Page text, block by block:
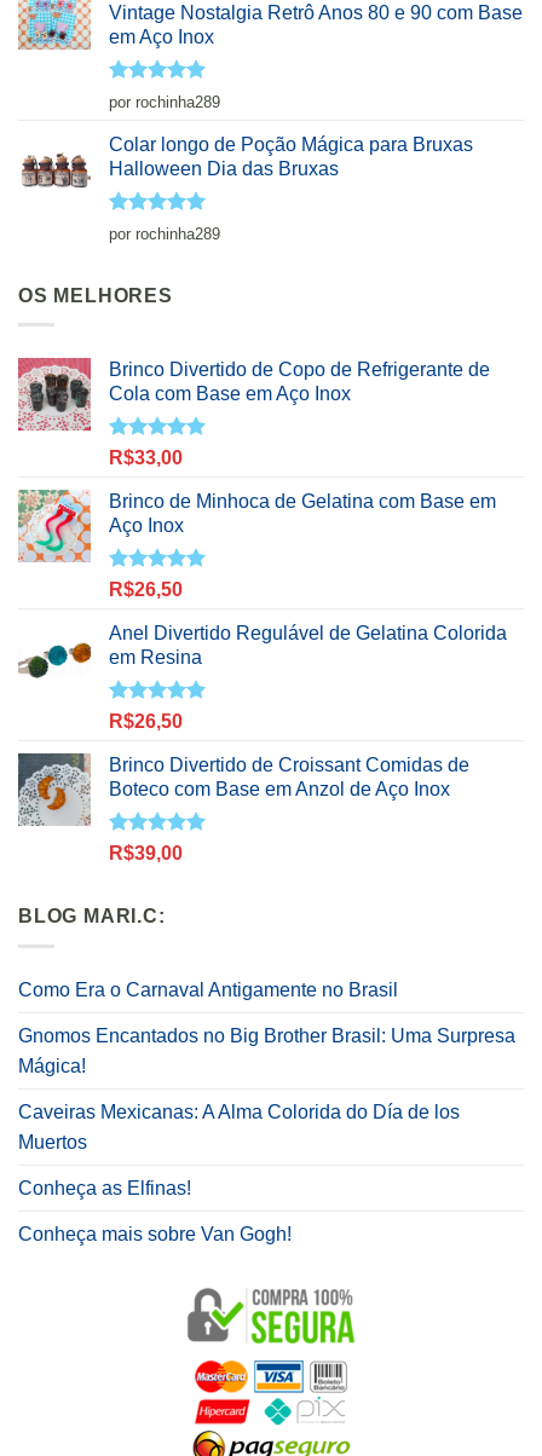
Vintage Nostalgia Retrô Anos 80 e 90 com Base
em Aço Inox
Avaliação5
de 5
por rochinha289
Colar longo de Poção Mágica para Bruxas
Halloween Dia das Bruxas
Avaliação5
de 5
por rochinha289
OS MELHORES
Brinco Divertido de Copo de Refrigerante de
Cola com Base em Aço Inox
Avaliação
R$33,00
Brinco de Minhoca de Gelatina com Base em
Aço Inox
Avaliação
R$26,50
Anel Divertido Regulável de Gelatina Colorida
em Resina
Avaliação
R$26,50
Brinco Divertido de Croissant Comidas de
Boteco com Base em Anzol de Aço Inox
Avaliação
R$39,00
BLOG MARI.C:
Como Era o Carnaval Antigamente no Brasil
Gnomos Encantados no Big Brother Brasil: Uma Surpresa
Mágica!
Caveiras Mexicanas: A Alma Colorida do Día de los
Muertos
Conheça as Elfinas!
Conheça mais sobre Van Gogh!